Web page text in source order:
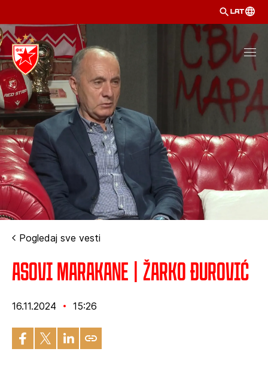
LAT
Pogledaj sve vesti
Asovi Marakane | Žarko Đurović
16.11.2024 15:26